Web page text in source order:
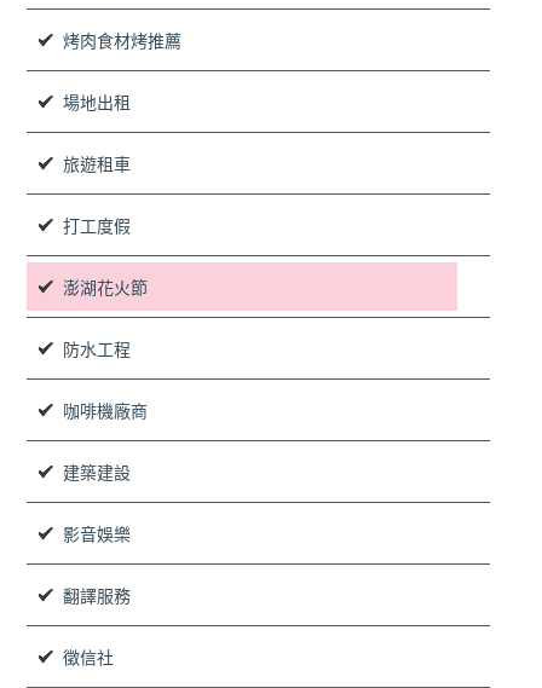
烤肉食材烤推薦
場地出租
旅遊租車
打工度假
澎湖花火節
防水工程
咖啡機廠商
建築建設
影音娛樂
翻譯服務
徵信社